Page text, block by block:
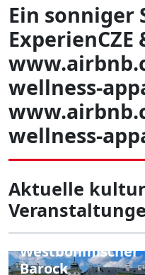
Ein sonniger
ExperienCZE
wellness-
wellness-
Aktuelle
Festivals in der
Tschechischen
Republik:
Westböhmischer
Barock